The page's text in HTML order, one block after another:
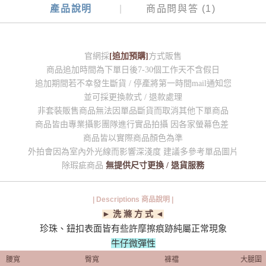
產品說明 商品問與答 (1)
官網採 [追加預購] 方式販售
商品追加時間為下單日後7-30個工作天不含假日
追加期間若不幸發生斷貨 / 停產將第一時間mail通知您
並可採更換款式 / 退款處理
非套裝販售商品無法因單品斷貨而取消其他下單商品
商品皆由專業攝影團隊進行實品拍攝 因各家螢幕色差
商品皆以實際商品顏色為準
外拍會因為室內外光線而影響深淺度 建議多參考單品圖片
除瑕疵商品 無提供尺寸更換 / 退貨服務
| Descriptions 商品說明 |
► 洗 滌 方 式 ◄
珍珠、鈕扣表面皆有些許摩擦痕跡純屬正常現象
牛仔微彈性
腰寬 臀寬 褲襠 大腿圍